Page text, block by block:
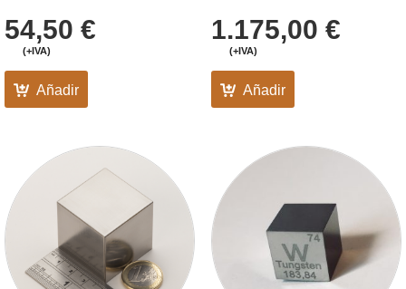
54,50 €
(+IVA)
Añadir
1.175,00 €
(+IVA)
Añadir